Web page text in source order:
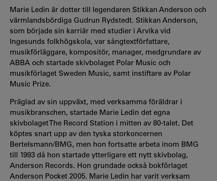
Marie Ledin är dotter till legendaren Stikkan Anderson och
värmlandsbördiga Gudrun Rydstedt. Stikkan Anderson,
som började sin karriär med studier i Arvika vid
Ingesunds folkhögskola, var sångtextförfattare,
musikförläggare, kompositör, manager, medgrundare av
ABBA och startade skivbolaget Polar Music och
musikförlaget Sweden Music, samt instiftare av Polar
Music Prize.
Präglad av sin uppväxt, med verksamma föräldrar i
musikbranschen, startade Marie Ledin det egna
skivbolaget The Record Station i mitten av 80-talet. Det
köptes snart upp av den tyska storkoncernen
Bertelsmann/BMG, men hon fortsatte arbeta inom BMG
till 1993 då hon startade ytterligare ett nytt skivbolag,
Anderson Records. Hon grundade också bokförlaget
Anderson Pocket 2005. Marie Ledin har varit verksam